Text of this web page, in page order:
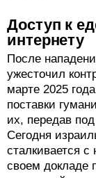
Доступ к
интернету
После
ужесточил
марте 2025
поставки
их, передав
Сегодня
сталкивается
своем докладе